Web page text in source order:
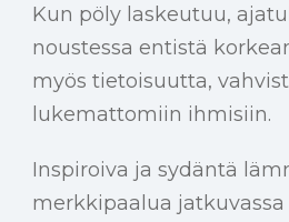
Kun pöly laskeutuu,
noustessa entistä
myös tietoisuutta,
lukemattomiin ihmisiin.
Inspiroiva ja sydäntä
merkkipaalua